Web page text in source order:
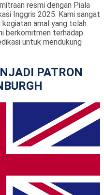
resmi dengan Piala
Inggris 2025. Kami sangat
amal yang telah
berkomitmen terhadap
untuk mendukung
PATRON